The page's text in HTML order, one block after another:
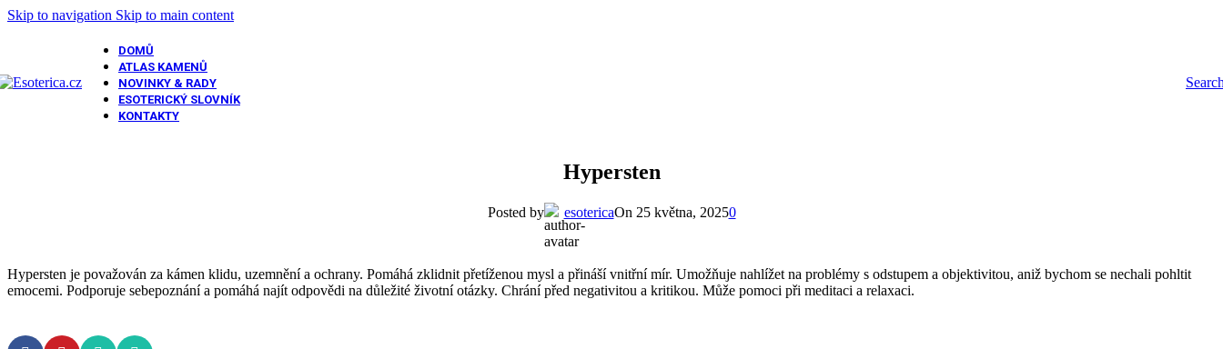
Skip to navigation Skip to main content
DOMŮ
ATLAS KAMENŮ
NOVINKY & RADY
ESOTERICKÝ SLOVNÍK
KONTAKTY
Hypersten
Posted by esotericaOn 25 května, 20250
Hypersten je považován za kámen klidu, uzemnění a ochrany. Pomáhá zklidnit přetíženou mysl a přináší vnitřní mír. Umožňuje nahlížet na problémy s odstupem a objektivitou, aniž bychom se nechali pohltit
emocemi. Podporuje sebepoznání a pomáhá najít odpovědi na důležité životní otázky. Chrání před negativitou a kritikou. Může pomoci při meditaci a relaxaci.